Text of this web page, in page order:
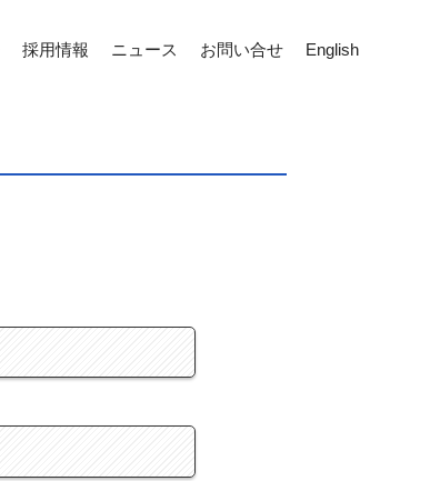
採用情報 ニュース お問い合せ English